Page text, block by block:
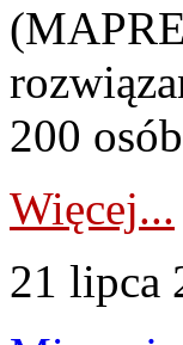
200
Więcej...
21 lipca